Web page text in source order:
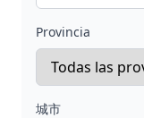
Provincia
城市